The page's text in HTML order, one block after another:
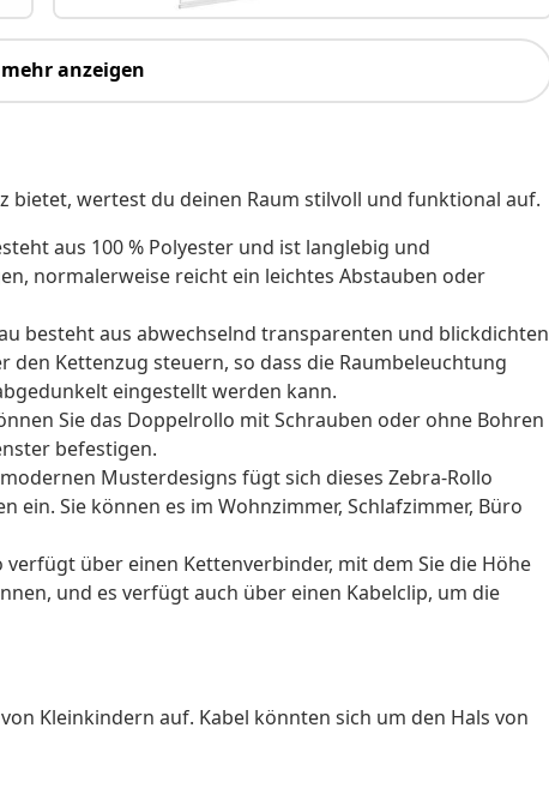
mehr anzeigen
bietet, wertest du deinen Raum stilvoll und funktional auf.
aus 100 % Polyester und ist langlebig und
normalerweise reicht ein leichtes Abstauben oder
besteht aus abwechselnd transparenten und blickdichten
den Kettenzug steuern, so dass die Raumbeleuchtung
eingestellt werden kann.
Sie das Doppelrollo mit Schrauben oder ohne Bohren
befestigen.
Musterdesigns fügt sich dieses Zebra-Rollo
ein. Sie können es im Wohnzimmer, Schlafzimmer, Büro
über einen Kettenverbinder, mit dem Sie die Höhe
und es verfügt auch über einen Kabelclip, um die
Kleinkindern auf. Kabel könnten sich um den Hals von